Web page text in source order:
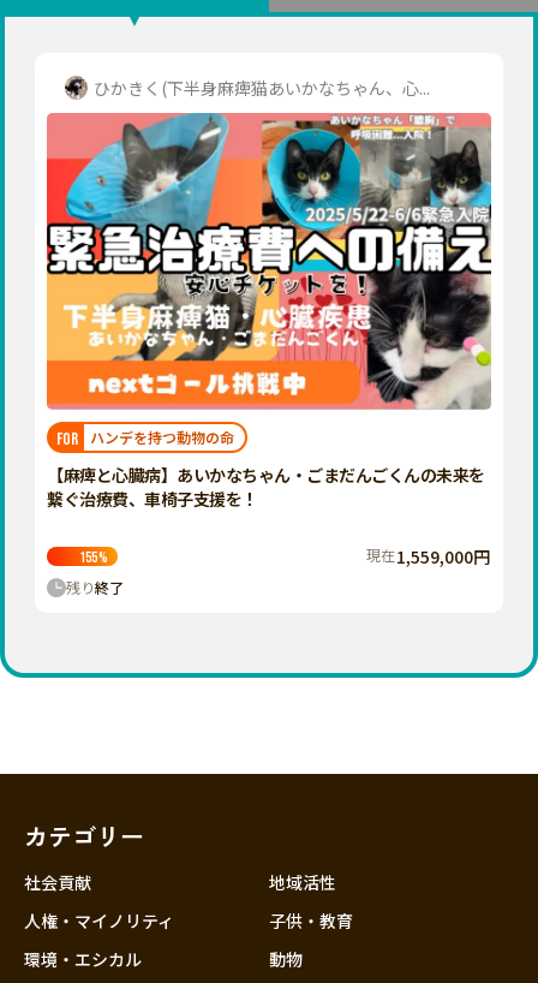
地域からさがす 北海道・東北
北海道
宮城
秋田
山形
福島
関東
茨城
栃木
群馬
千葉
神奈川
石川
近畿
東京
神奈川
新潟 富山 石川 福井
山梨
長野
岐阜 静岡 愛知
三重 滋賀 京都 大阪
兵庫
奈良
和歌山
中国
島根 岡山 広島 山口
徳島 香川 愛媛 高知
九州・沖縄
福岡 佐賀 長崎
宮崎
鹿児島 沖縄
ひかきく(下半身麻痺猫あいかなちゃん、心...
FOR ハンデを持つ動物の命
【麻痺と心臓病】あいかなちゃん・ごまだんごくんの未来を
繋ぐ治療費、車椅子支援を！
155% 現在1,559,000円
残り終了
カテゴリー
社会貢献
人権・マイノリティ
環境・エシカル
地域活性
子供・教育
動物